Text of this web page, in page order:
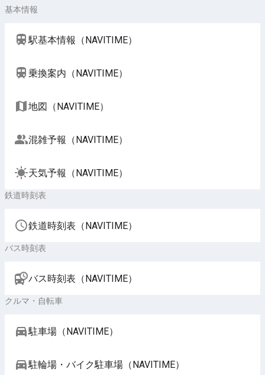
基本情報
駅基本情報（NAVITIME）
乗換案内（NAVITIME）
地図（NAVITIME）
混雑予報（NAVITIME）
天気予報（NAVITIME）
鉄道時刻表
鉄道時刻表（NAVITIME）
バス時刻表
バス時刻表（NAVITIME）
クルマ・自転車
駐車場（NAVITIME）
駐輪場・バイク駐車場（NAVITIME）